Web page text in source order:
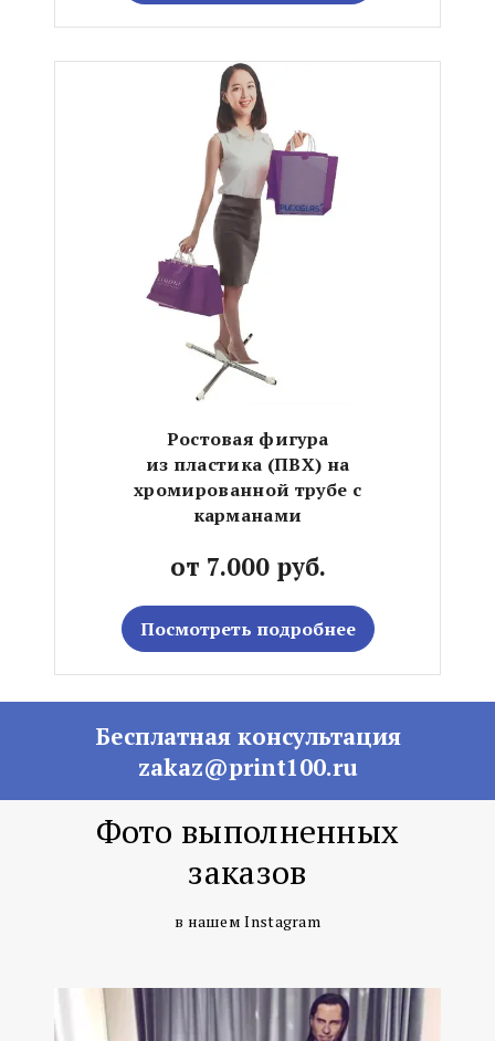
Ростовая фигура
из пластика (ПВХ) на
хромированной трубе с
карманами
от 7.000 руб.
Посмотреть подробнее
Бесплатная консультация
zakaz@print100.ru
Фото выполненных
заказов
в нашем Instagram